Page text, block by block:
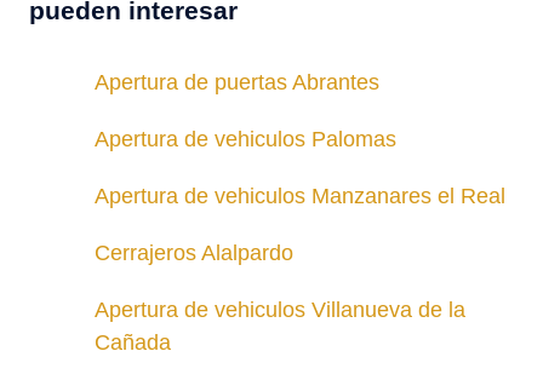
pueden interesar
Apertura de puertas Abrantes
Apertura de vehiculos Palomas
Apertura de vehiculos Manzanares el Real
Cerrajeros Alalpardo
Apertura de vehiculos Villanueva de la
Cañada